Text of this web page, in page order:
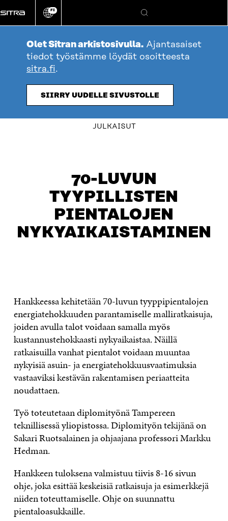
suoraan
sisältöön
Vaihda
kieli
FI
Hae
Olet Sitran arkistosivulla. Ajantasaiset
tiedot työstämme löydät osoitteesta
sitra.fi.
SIIRRY UUDELLE SIVUSTOLLE
70-LUVUN
TYYPILLISTEN
PIENTALOJEN
NYKYAIKAISTAMINEN
table_of_contents
JULKAISUT
Hankkeessa kehitetään 70-luvun tyyppipientalojen
energiatehokkuuden parantamiselle malliratkaisuja,
joiden avulla talot voidaan samalla myös
kustannustehokkaasti nykyaikaistaa. Näillä
ratkaisuilla vanhat pientalot voidaan muuntaa
nykyisiä asuin- ja energiatehokkuusvaatimuksia
vastaaviksi kestävän rakentamisen periaatteita
noudattaen.
Työ toteutetaan diplomityönä Tampereen
teknillisessä yliopistossa. Diplomityön tekijänä on
Sakari Ruotsalainen ja ohjaajana professori Markku
Hedman.
Hankkeen tuloksena valmistuu tiivis 8-16 sivun
ohje, joka esittää keskeisiä ratkaisuja ja esimerkkejä
niiden toteuttamiselle. Ohje on suunnattu
pientaloasukkaille.